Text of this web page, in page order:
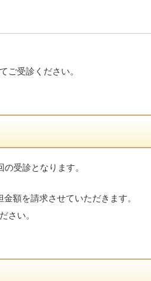
ご受診ください。
受診となります。
額を請求させていただきます。
さい。